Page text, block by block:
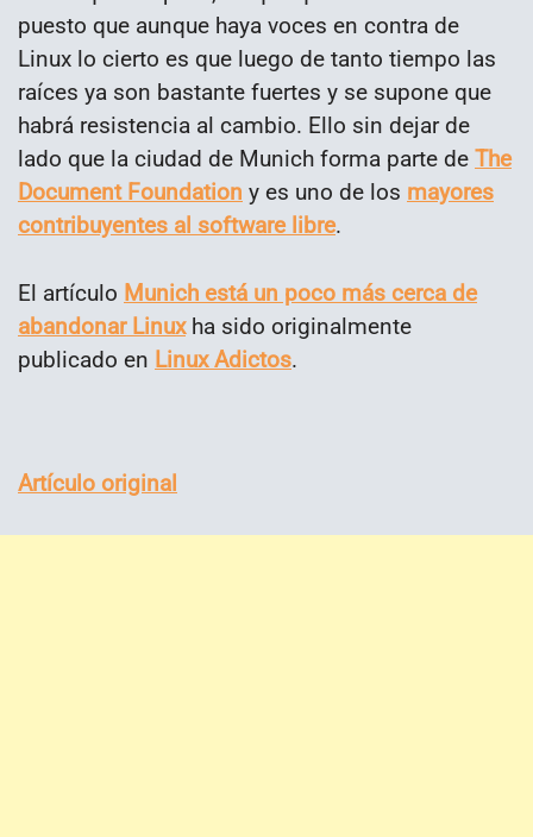
puesto que aunque haya voces en contra de
Linux lo cierto es que luego de tanto tiempo las
raíces ya son bastante fuertes y se supone que
habrá resistencia al cambio. Ello sin dejar de
lado que la ciudad de Munich forma parte de The
Document Foundation y es uno de los mayores
contribuyentes al software libre.
El artículo Munich está un poco más cerca de
abandonar Linuxha sido originalmente
publicado en Linux Adictos.
Artículo original